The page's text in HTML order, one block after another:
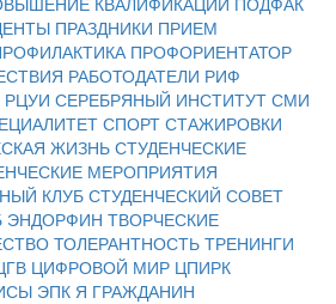
ПРАЗДНИКИ ПРИЕМ
ПРОФОРИЕНТАТОР
РАБОТОДАТЕЛИ РИФ
РЦУИ СЕРЕБРЯНЫЙ ИНСТИТУТ СМИ
СПОРТ СТАЖИРОВКИ
ЖИЗНЬСТУДЕНЧЕСКИЕ
МЕРОПРИЯТИЯ
КЛУБ СТУДЕНЧЕСКИЙ СОВЕТ
ЭНДОРФИН ТВОРЧЕСКИЕ
ТОЛЕРАНТНОСТЬ ТРЕНИНГИ
ЦИФРОВОЙ МИР ЦПИРК
ЭПК Я ГРАЖДАНИН